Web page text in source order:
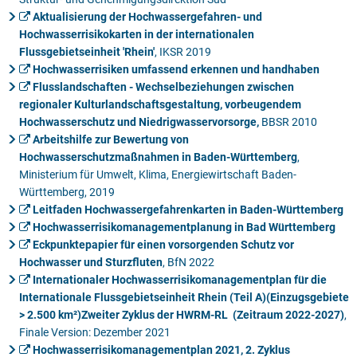
Aktualisierung der Hochwassergefahren- und
Hochwasserrisikokarten in der internationalen
Flussgebietseinheit 'Rhein', IKSR 2019
Hochwasserrisiken umfassend erkennen und handhaben
Flusslandschaften - Wechselbeziehungen zwischen
regionaler Kulturlandschaftsgestaltung, vorbeugendem
Hochwasserschutz und Niedrigwasservorsorge, BBSR 2010
Arbeitshilfe zur Bewertung von
Hochwasserschutzmaßnahmen in Baden-Württemberg,
Ministerium für Umwelt, Klima, Energiewirtschaft Baden-
Württemberg, 2019
Leitfaden Hochwassergefahrenkarten in Baden-Württemberg
Hochwasserrisikomanagementplanung in Bad Württemberg
Eckpunktepapier für einen vorsorgenden Schutz vor
Hochwasser und Sturzfluten, BfN 2022
Internationaler Hochwasserrisikomanagementplan für die
Internationale Flussgebietseinheit Rhein (Teil A)(Einzugsgebiete
> 2.500 km²)Zweiter Zyklus der HWRM-RL (Zeitraum 2022-2027),
Finale Version: Dezember 2021
Hochwasserrisikomanagementplan 2021, 2. Zyklus